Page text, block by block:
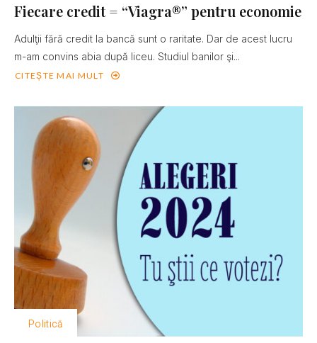
Fiecare credit = “Viagra®” pentru economie
Adulţii fără credit la bancă sunt o raritate. Dar de acest lucru
m-am convins abia după liceu. Studiul banilor şi...
CITEȘTE MAI MULT
Politică